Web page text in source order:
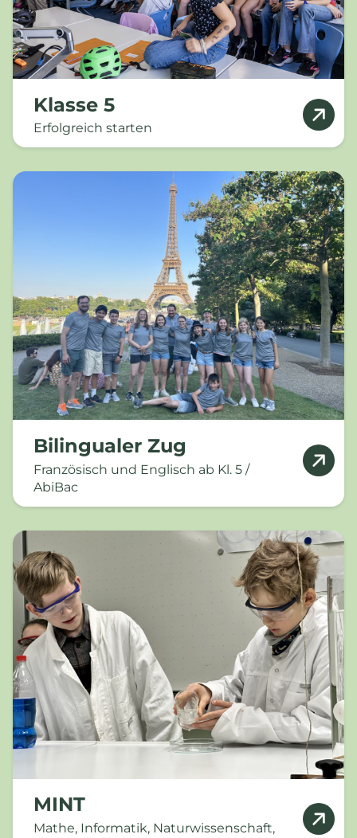
Klasse 5
Erfolgreich starten
Bilingualer Zug
Französisch und Englisch ab Kl. 5 /
AbiBac
MINT
Mathe, Informatik, Naturwissenschaft,